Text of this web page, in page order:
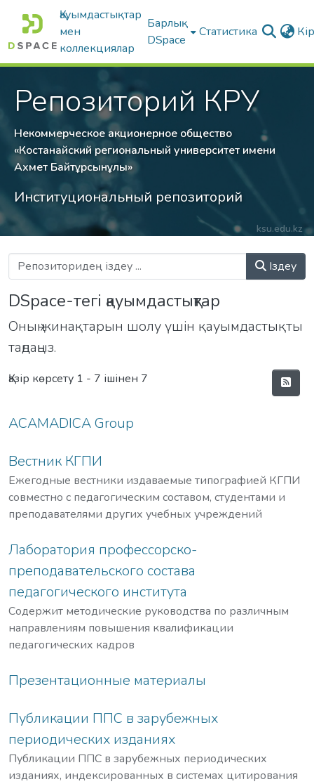
Қауымдастықтар
мен
коллекциялар
Барлық
DSpace
Статистика
Репозиторий КРУ
Некоммерческое акционерное общество
«Костанайский региональный университет имени
Ахмет Байтұрсынұлы»
Институциональный репозиторий
ksu.edu.kz
Іздеу
DSpace-тегі қауымдастықтар
Оның жинақтарын шолу үшін қауымдастықты
таңдаңыз.
Қазір көрсету 1 - 7 ішінен 7
ACAMADICA Group
Вестник КГПИ
Ежегодные вестники издаваемые типографией КГПИ
совместно с педагогическим составом, студентами и
преподавателями других учебных учреждений
Лаборатория профессорско-
преподавательского состава
педагогического института
Содержит методические руководства по различным
направлениям повышения квалификации
педагогических кадров
Презентационные материалы
Публикации ППС в зарубежных
периодических изданиях
Публикации ППС в зарубежных периодических
изданиях, индексированных в системах цитирования